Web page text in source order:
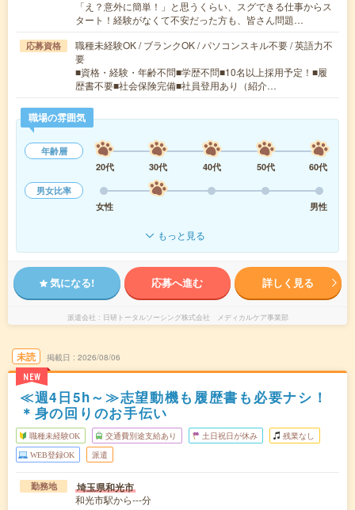
「え？意外に簡単！」と思うくらい、スグできる仕事からス
タート！経験がなくて不安だった方も、皆さん問題…
応募資格
職種未経験OK / ブランクOK / パソコンスキル不要 / 英語力不
要
■資格・経験・年齢不問■学歴不問■10名以上採用予定！■履
歴書不要■社会保険完備■社員登用あり（紹介…
職場の雰囲気
年齢層
20代
30代 40代 50代
60代
男女比率
女性
男性
もっと見る
気になる! 応募へ進む 詳しく見る
派遣会社 日研トータルソーシング株式会社 メディカルケア事業部
未読
NEW
掲載日 2026/08/06
≪週4日5h～≫志望動機も履歴書も必要ナシ！
＊身の回りのお手伝い
職種未経験OK 交通費別途支給あり 土日祝日が休み 残業なし
WEB登録OK 派遣
勤務地 埼玉県和光市
和光市駅から---分